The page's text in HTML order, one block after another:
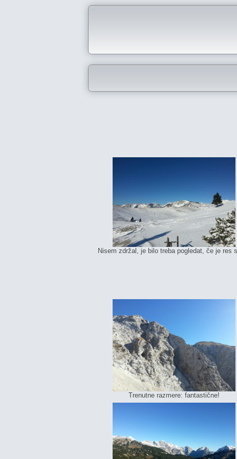
Nisem zdržal, je bilo treba pogledat, če je res
Trenutne razmere: fantastične!